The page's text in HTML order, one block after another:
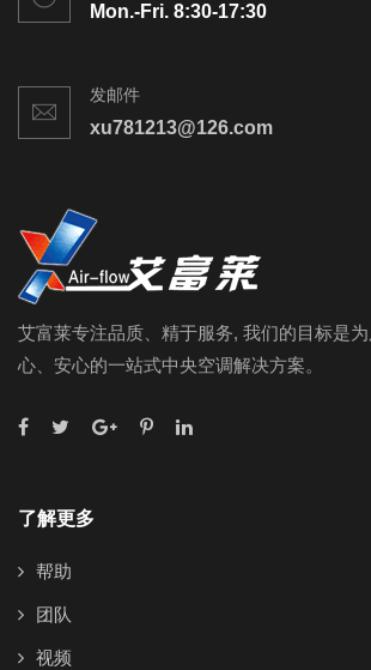
Mon.-Fri. 8:30-17:30
发邮件
xu781213@126.com
艾富莱专注品质、精于服务, 我们的目标是
心、安心的一站式中央空调解决方案。
了解更多
帮助
团队
视频